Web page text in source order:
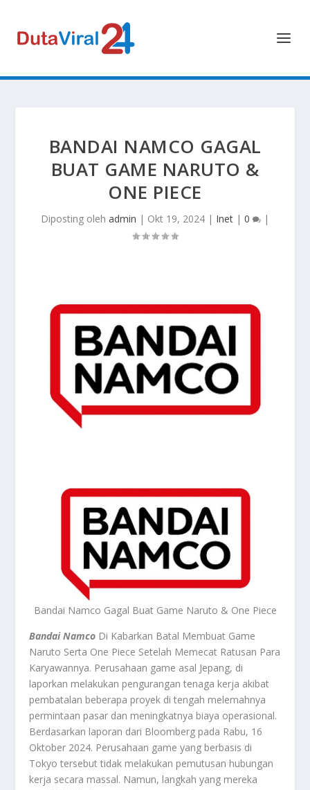
BANDAI NAMCO GAGAL
BUAT GAME NARUTO &
ONE PIECE
Diposting oleh admin | Okt 19, 2024 | Inet | 0 |
Bandai Namco Gagal Buat Game Naruto & One Piece
Bandai Namco Di Kabarkan Batal Membuat Game
Naruto Serta One Piece Setelah Memecat Ratusan Para
Karyawannya. Perusahaan game asal Jepang, di
laporkan melakukan pengurangan tenaga kerja akibat
pembatalan beberapa proyek di tengah melemahnya
permintaan pasar dan meningkatnya biaya operasional.
Berdasarkan laporan dari Bloomberg pada Rabu, 16
Oktober 2024. Perusahaan game yang berbasis di
Tokyo tersebut tidak melakukan pemutusan hubungan
kerja secara massal. Namun, langkah yang mereka